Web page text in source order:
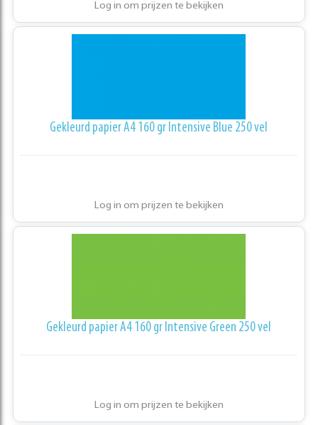
Log in om prijzen te bekijken
Gekleurd papier A4 160 gr Intensive Blue 250 vel
Log in om prijzen te bekijken
Gekleurd papier A4 160 gr Intensive Green 250 vel
Log in om prijzen te bekijken